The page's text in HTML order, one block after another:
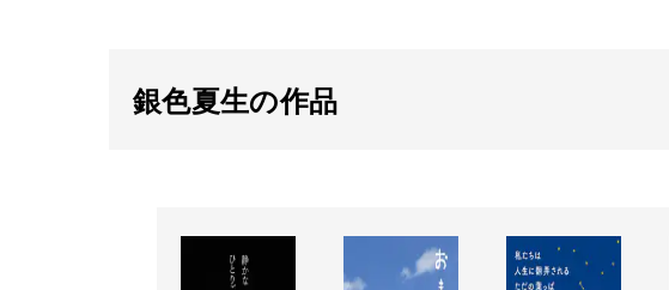
銀色夏生の作品